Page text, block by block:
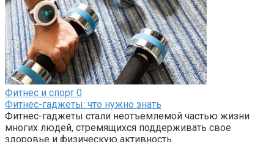
Фитнес и спорт 0
Фитнес-гаджеты: что нужно знать
Фитнес-гаджеты стали неотъемлемой частью жизни
многих людей, стремящихся поддерживать свое
здоровье и физическую активность.